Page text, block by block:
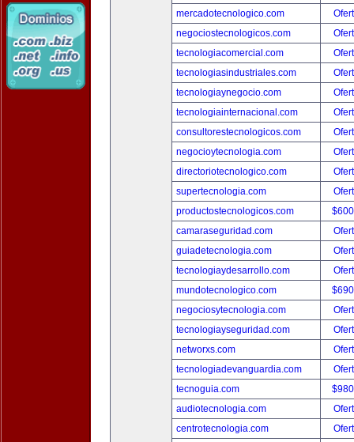
mercadotecnologico.com
negociostecnologicos.com
tecnologiacomercial.com
tecnologiasindustriales.com
tecnologiaynegocio.com
tecnologiainternacional.com
consultorestecnologicos.com
negocioytecnologia.com
directoriotecnologico.com
supertecnologia.com
productostecnologicos.com
camaraseguridad.com
guiadetecnologia.com
tecnologiaydesarrollo.com
mundotecnologico.com
negociosytecnologia.com
tecnologiayseguridad.com
networxs.com
tecnologiadevanguardia.com
tecnoguia.com
audiotecnologia.com
centrotecnologia.com